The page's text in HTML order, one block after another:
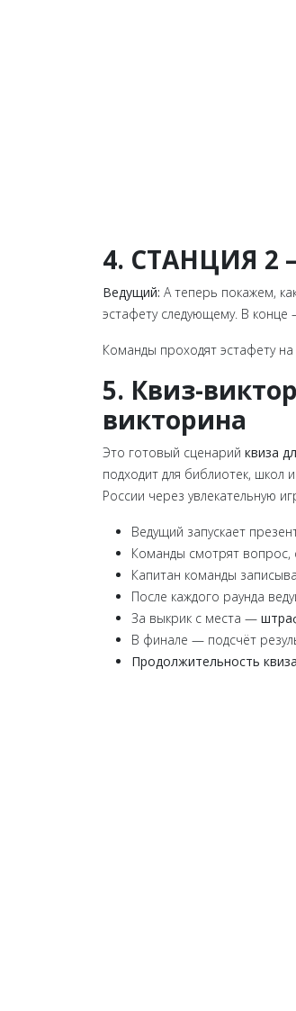
4. СТАНЦИЯ
Ведущий: А теперь покажем,
эстафету следующему. В
Команды проходят эстафету
5. Квиз-
викторина
Это готовый сценарий квиза
подходит для библиотек, школ
России через увлекательную
Ведущий запускает
Команды смотрят вопрос,
Капитан команды
После каждого раунда
За выкрик с места —
В финале — подсчёт
Продолжительность